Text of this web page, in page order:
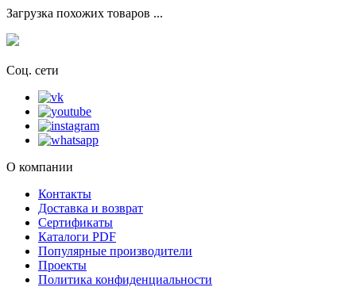
Загрузка похожих товаров ...
Соц. сети
О компании
Контакты
Доставка и возврат
Сертификаты
Каталоги PDF
Популярные производители
Проекты
Политика конфиденциальности